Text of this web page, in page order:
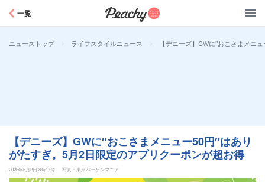
一覧
ニューストップ > ライフスタイルニュース > 【デニーズ】GWに″おこさまメニ
【デニーズ】GWに″おこさまメニュー50円″はあり
がたすぎ。5月2日限定のアプリクーポンが超お得
2026年5月2日 8時17分 写真：東京バーゲンマニア